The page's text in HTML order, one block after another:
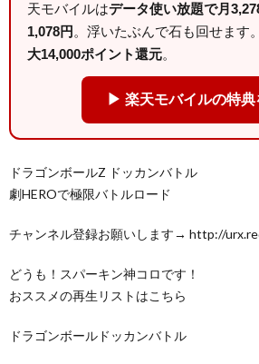
天モバイルはデータ使い放題で月
1,078円 。浮いたぶんで石も回せます
大14,000ポイント還元。
▶ 楽天モバイルの特典
ドラゴンボールZ ドッカンバトル
劇HEROで極限バトルロード
チャンネル登録お願いします→ http://
どうも！スパーキン神コロです！
おススメの再生リストはこちら
ドラゴンボールドッカンバトル